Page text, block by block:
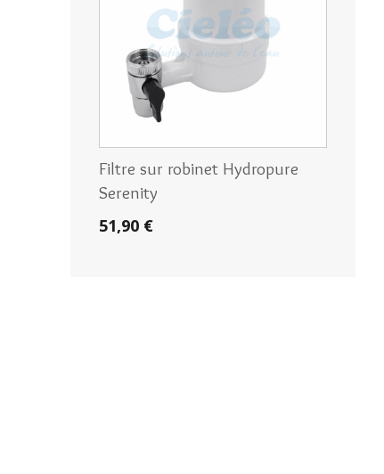
Filtre sur robinet Hydropure
Serenity
51,90 €